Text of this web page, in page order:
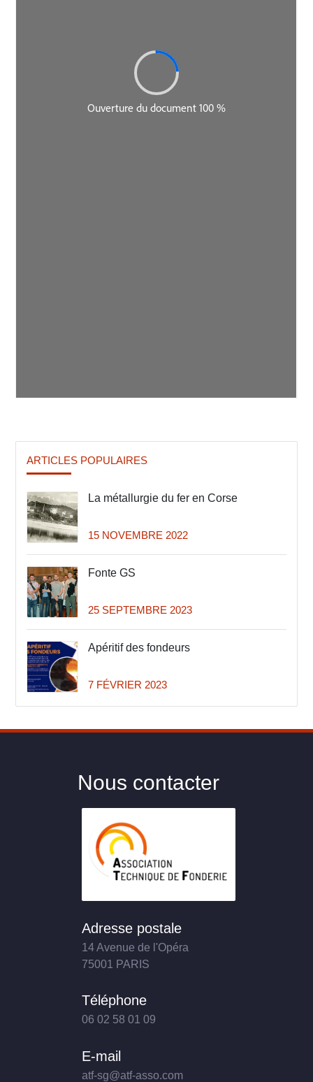
ARTICLES POPULAIRES
La métallurgie du fer en Corse
15 NOVEMBRE 2022
Fonte GS
25 SEPTEMBRE 2023
Apéritif des fondeurs
7 FÉVRIER 2023
Nous contacter
Adresse postale
14 Avenue de l'Opéra
75001 PARIS
Téléphone
06 02 58 01 09
E-mail
atf-sg@atf-asso.com